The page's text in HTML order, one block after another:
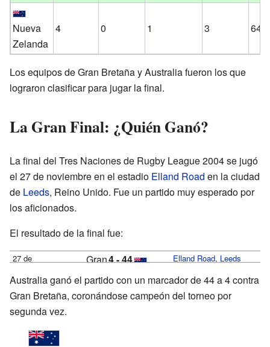
Nueva
Zelanda
4 0 1 3 64
Los equipos de Gran Bretaña y Australia fueron los que
lograron clasificar para jugar la final.
La Gran Final: ¿Quién Ganó?
La final del Tres Naciones de Rugby League 2004 se jugó
el 27 de noviembre en el estadio Elland Road en la ciudad
de Leeds, Reino Unido. Fue un partido muy esperado por
los aficionados.
El resultado de la final fue:
27 de
Gran
Bretaña
4 - 44
Australia
Elland Road, Leeds
Asistencia: 39.120
espectadores
Australia ganó el partido con un marcador de 44 a 4 contra
Gran Bretaña, coronándose campeón del torneo por
segunda vez.